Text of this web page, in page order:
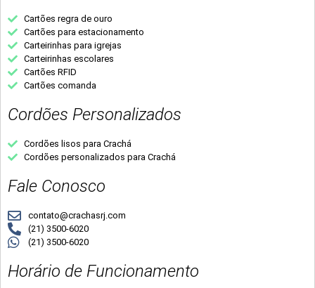
Cartões regra de ouro
Cartões para estacionamento
Carteirinhas para igrejas
Carteirinhas escolares
Cartões RFID
Cartões comanda
Cordões Personalizados
Cordões lisos para Crachá
Cordões personalizados para Crachá
Fale Conosco
contato@crachasrj.com
(21) 3500-6020
(21) 3500-6020
Horário de Funcionamento